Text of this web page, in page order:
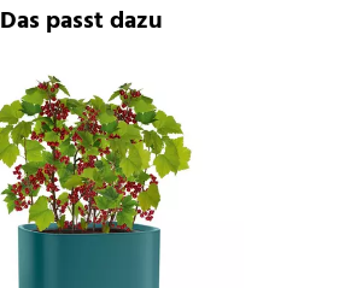
Das passt dazu